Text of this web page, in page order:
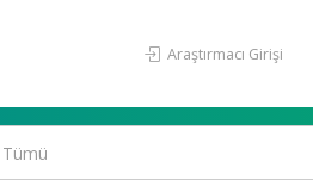
Araştırmacı Girişi